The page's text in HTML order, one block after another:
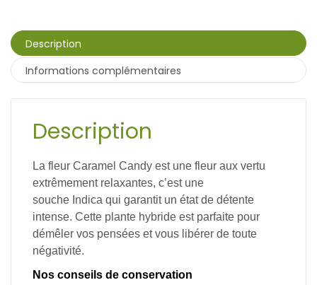
Description
Informations complémentaires
Description
La fleur Caramel Candy est une fleur aux vertu
extrêmement relaxantes, c’est une
souche Indica qui garantit un état de détente
intense. Cette plante hybride est parfaite pour
démêler vos pensées et vous libérer de toute
négativité.
Nos conseils de conservation